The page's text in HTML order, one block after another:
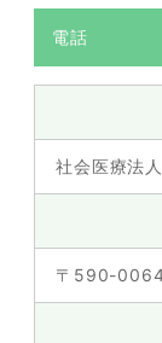
電話
社会医療法
〒590-0064